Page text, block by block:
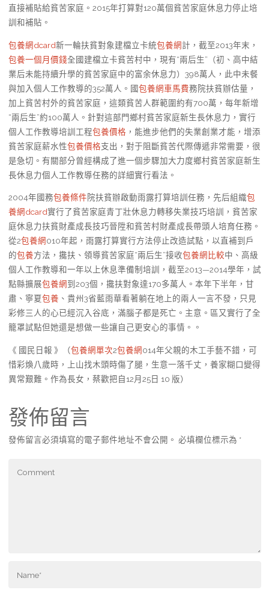
直接補貼給貧苦家庭。2015年打算對120萬個貧苦家庭休息力停止培
訓和補貼。
包養網dcard新一輪扶貧對象建檔立卡統包養網計，截至2013年末，
包養一個月價錢全國建檔立卡貧苦村中，現有“兩后生”（初、高中結
業后未能持續升學的貧苦家庭中的富余休息力）398萬人，此中未餐
與加入個人工作教導的352萬人。國包養網車馬費務院扶貧辦估量，
加上貧苦村外的貧苦家庭，這類貧苦人群範圍約有700萬，每年新增
“兩后生”約100萬人。針對這部門鄉村貧苦家庭新生長休息力，實行
個人工作教導培訓工程包養價格 ，能進步他們的失業創業才能，增添
貧苦家庭薪水性包養價格支出，對于阻斷貧苦代際傳遞非常需要，很
是急切。有關部分曾經構成了進一個步驟加大力度鄉村貧苦家庭新生
長休息力個人工作教導任務的詳細實行看法。
2004年國務包養條件院扶貧辦啟動雨露打算培訓任務，先后組織包
養網dcard實行了貧苦家庭青丁壯休息力轉移失業技巧培訓，貧苦家
庭休息力扶貧財產成長技巧晉陞和貧苦村財產成長帶頭人培育任務。
從2包養網010年起，雨露打算實行方法停止改造試點，以直補到戶
的包養方法，攙扶、領導貧苦家庭“兩后生”接收包養網比較中、高級
個人工作教導和一年以上休息準備制培訓，截至2013—2014學年，試
點縣擴展包養網到203個，攙扶對象達170多萬人。本年下半年，甘
肅、寧夏包養 、貴州3省藍雨華看著躺在地上的兩人一言不發，只見
彩修三人的心已經沉入谷底，滿腦子都是死亡。主意。區又實行了全
籠罩試點但她還是想做一些讓自己更安心的事情。。
《 國民日報 》（包養網單次2包養網014年父親的木工手藝不錯，可
惜彩煥八歲時，上山找木頭時傷了腿，生意一落千丈，養家糊口變得
異常艱難。作為長女，蔡歡把自12月25日 10 版）
發佈留言
發佈留言必須填寫的電子郵件地址不會公開。 必填欄位標示為 *